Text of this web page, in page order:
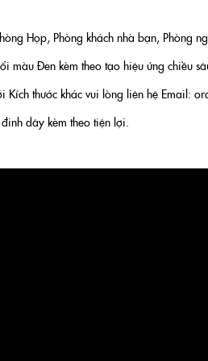
Họp, Phòng khách nhà bạn, Phòng
Đen kèm theo tạo hiệu ứng chiều
thước khác vui lòng liên hệ Email:
dây kèm theo tiện lợi.